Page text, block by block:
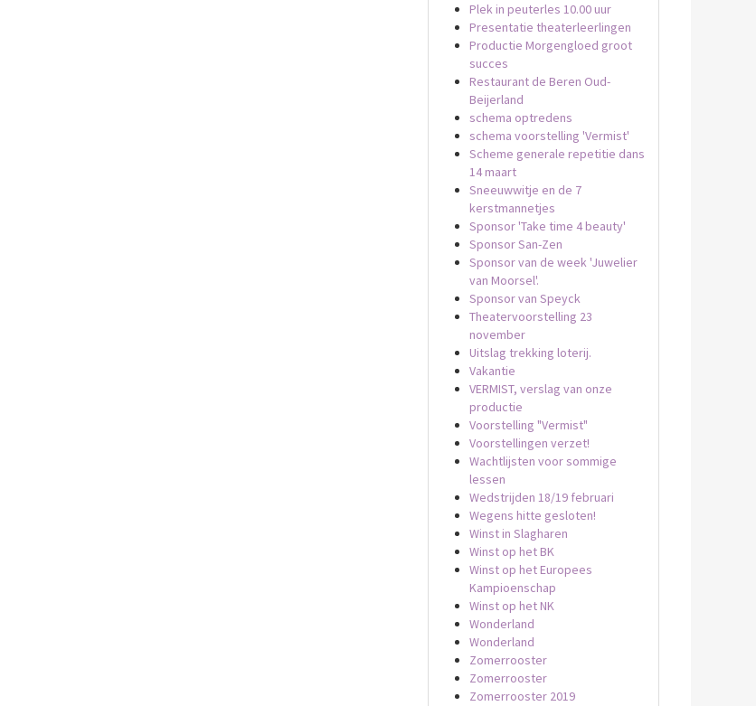
Plek in peuterles 10.00 uur
Presentatie theaterleerlingen
Productie Morgengloed groot
succes
Restaurant de Beren Oud-
Beijerland
schema optredens
schema voorstelling 'Vermist'
Scheme generale repetitie dans
14 maart
Sneeuwwitje en de 7
kerstmannetjes
Sponsor 'Take time 4 beauty'
Sponsor San-Zen
Sponsor van de week 'Juwelier
van Moorsel'.
Sponsor van Speyck
Theatervoorstelling 23
november
Uitslag trekking loterij.
Vakantie
VERMIST, verslag van onze
productie
Voorstelling "Vermist"
Voorstellingen verzet!
Wachtlijsten voor sommige
lessen
Wedstrijden 18/19 februari
Wegens hitte gesloten!
Winst in Slagharen
Winst op het BK
Winst op het Europees
Kampioenschap
Winst op het NK
Wonderland
Wonderland
Zomerrooster
Zomerrooster
Zomerrooster 2019